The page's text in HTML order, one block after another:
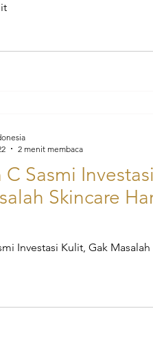
Sasmi
Skincare
Investasi Kulit, Gak Masalah
2 menit membaca